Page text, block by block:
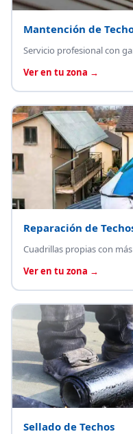
Mantención de
Servicio profesional con
Ver en tu zona →
Reparación de
Cuadrillas propias con
Ver en tu zona →
Sellado de Techos